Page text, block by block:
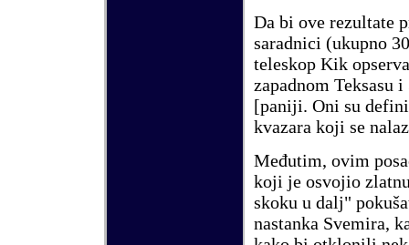
Da bi ove rezultate
saradnici (ukupno
teleskop Kik
zapadnom Teksasu
[paniji. Oni su
kvazara koji se
Međutim, ovim
koji je osvojio
skoku u dalj"
nastanka Svemira,